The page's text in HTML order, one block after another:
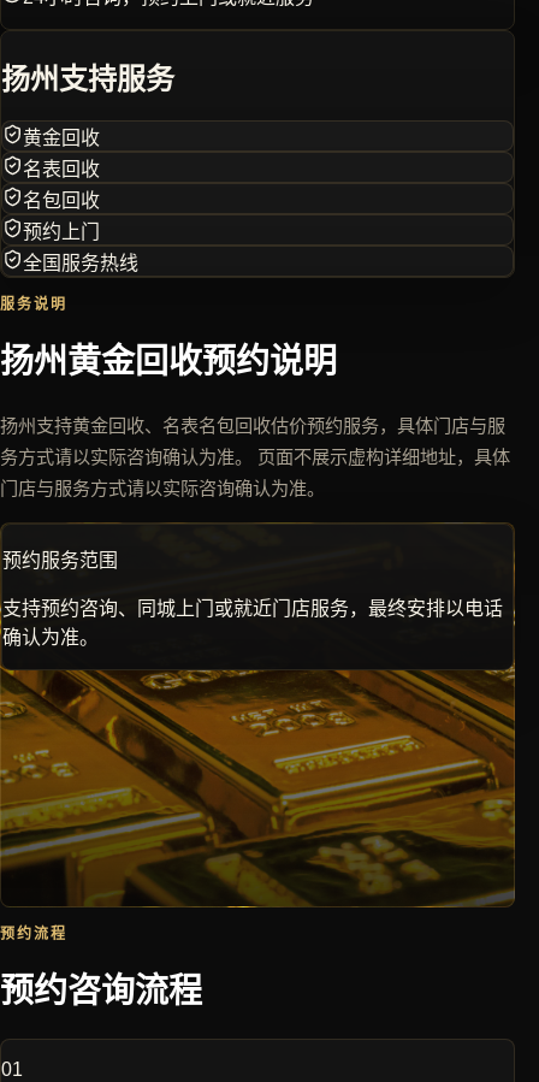
扬州支持服务
黄金回收
名表回收
名包回收
预约上门
全国服务热线
服务说明
扬州黄金回收预约说明
扬州支持黄金回收、名表名包回收估价预约服务，具体门店与服
务方式请以实际咨询确认为准。 页面不展示虚构详细地址，具体
门店与服务方式请以实际咨询确认为准。
预约服务范围
支持预约咨询、同城上门或就近门店服务，最终安排以电话
确认为准。
预约流程
预约咨询流程
01